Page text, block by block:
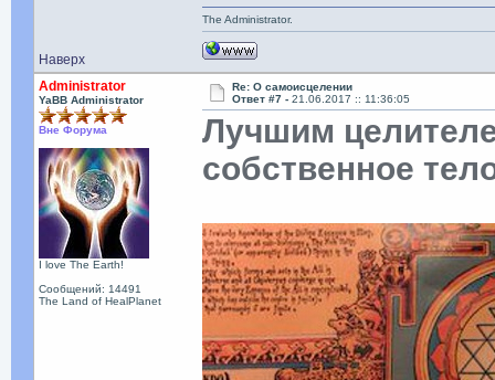
Наверх
The Administrator.
Administrator
YaBB Administrator
Вне Форума
I love The Earth!
Сообщений: 14491
The Land of HealPlanet
Re: О самоисцелении
Ответ #7 -21.06.2017 :: 11:36:05
Лучшим
собственное